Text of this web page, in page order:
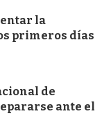
la
primeros días
de
ante el